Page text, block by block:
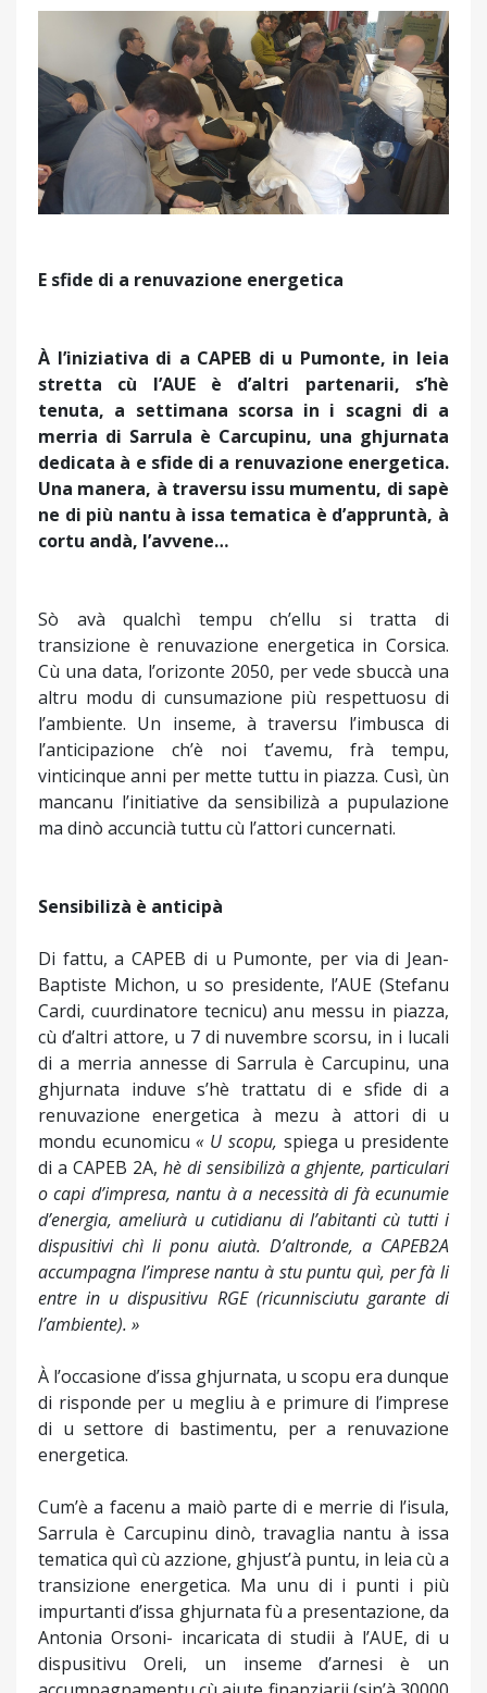
E sfide di a renuvazione energetica
À l’iniziativa di a CAPEB di u Pumonte, in leia
stretta cù l’AUE è d’altri partenarii, s’hè
tenuta, a settimana scorsa in i scagni di a
merria di Sarrula è Carcupinu, una ghjurnata
dedicata à e sfide di a renuvazione energetica.
Una manera, à traversu issu mumentu, di sapè
ne di più nantu à issa tematica è d’appruntà, à
cortu andà, l’avvene…
Sò avà qualchì tempu ch’ellu si tratta di
transizione è renuvazione energetica in Corsica.
Cù una data, l’orizonte 2050, per vede sbuccà una
altru modu di cunsumazione più respettuosu di
l’ambiente. Un inseme, à traversu l’imbusca di
l’anticipazione ch’è noi t’avemu, frà tempu,
vinticinque anni per mette tuttu in piazza. Cusì, ùn
mancanu l’initiative da sensibilizà a pupulazione
ma dinò accuncià tuttu cù l’attori cuncernati.
Sensibilizà è anticipà
Di fattu, a CAPEB di u Pumonte, per via di Jean-
Baptiste Michon, u so presidente, l’AUE (Stefanu
Cardi, cuurdinatore tecnicu) anu messu in piazza,
cù d’altri attore, u 7 di nuvembre scorsu, in i lucali
di a merria annesse di Sarrula è Carcupinu, una
ghjurnata induve s’hè trattatu di e sfide di a
renuvazione energetica à mezu à attori di u
mondu ecunomicu« U scopu, spiega u presidente
di a CAPEB 2A, hè di sensibilizà a ghjente, particulari
o capi d’impresa, nantu à a necessità di fà ecunumie
d’energia, ameliurà u cutidianu di l’abitanti cù tutti i
dispusitivi chì li ponu aiutà. D’altronde, a CAPEB2A
accumpagna l’imprese nantu à stu puntu quì, per fà li
entre in u dispusitivu RGE (ricunnisciutu garante di
l’ambiente). »
À l’occasione d’issa ghjurnata, u scopu era dunque
di risponde per u megliu à e primure di l’imprese
di u settore di bastimentu, per a renuvazione
energetica.
Cum’è a facenu a maiò parte di e merrie di l’isula,
Sarrula è Carcupinu dinò, travaglia nantu à issa
tematica quì cù azzione, ghjust’à puntu, in leia cù a
transizione energetica. Ma unu di i punti i più
impurtanti d’issa ghjurnata fù a presentazione, da
Antonia Orsoni- incaricata di studii à l’AUE, di u
dispusitivu Oreli, un inseme d’arnesi è un